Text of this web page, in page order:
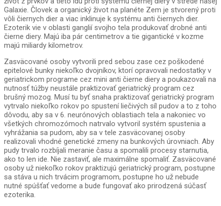
Galaxie. Človek a organický život na planéte Zem je stvorený proti
vôli čiernych dier a viac inklinuje k systému anti čiernych dier.
Ezoterik vie v oblasti ganglií svojho tela produkovať drobné anti
čierne diery. Majú iba pár centimetrov a tie gigantické v kozme
majú miliardy kilometrov.
Zasväcované osoby vytvorili pred sebou zase cez poškodené
epitelové bunky niekoľko dvojníkov, ktorí opravovali nedostatky v
geriatrickom programe cez mini anti čierne diery a poukazovali na
nutnosť túžby neustále praktizovať geriatrický program cez
brušný mozog. Musí tu byť snaha praktizovať geriatrický program
vytrvalo niekoľko rokov po spustení liečivých síl pudov a to z toho
dôvodu, aby sa v 6. neurónových oblastiach tela a nakoniec vo
všetkých chromozómoch natrvalo vytvoril systém spustenia a
vyhrážania sa pudom, aby sa v tele zasväcovanej osoby
realizovali vhodné genetické zmeny na bunkových úrovniach. Aby
pudy trvalo rozbíjali meranie času a spomalili procesy starnutia,
ako to len ide. Nie zastaviť, ale maximálne spomaliť. Zasväcované
osoby už niekoľko rokov praktizujú geriatrický program, postupne
sa stáva u nich trvácim programom, postupne ho už nebude
nutné spúšťať vedome a bude fungovať ako prirodzená súčasť
ezoterika.